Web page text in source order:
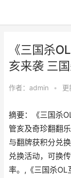
《三国杀
亥来袭 三
作者： admin •
摘要：《三国杀
管亥及奇珍翻翻
与翻牌获积分兑
兑换活动，可换
率。,《三国杀OL